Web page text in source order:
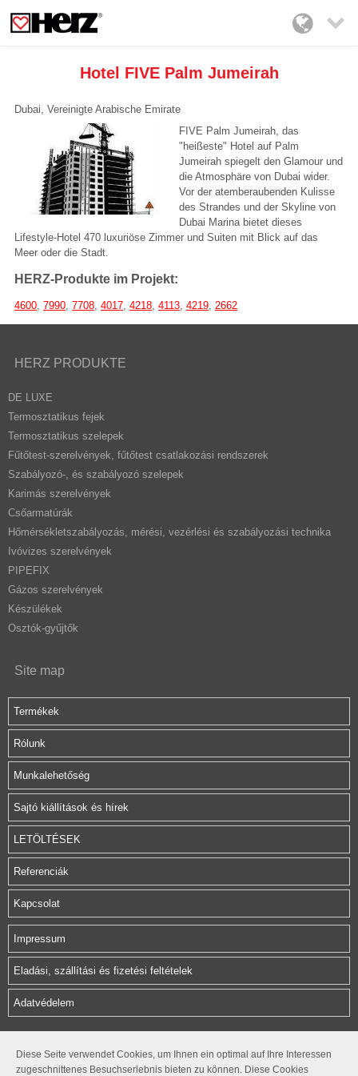
Diese Seite verwendet Cookies, um Ihnen ein optimal auf Ihre Interessen
zugeschnittenes Besuchserlebnis bieten zu können. Diese Cookies

Hotel FIVE Palm Jumeirah
Dubai, Vereinigte Arabische Emirate
FIVE Palm Jumeirah, das
"heißeste" Hotel auf Palm
Jumeirah spiegelt den Glamour und
die Atmosphäre von Dubai wider.
Vor der atemberaubenden Kulisse
des Strandes und der Skyline von
Dubai Marina bietet dieses
Lifestyle-Hotel 470 luxuriöse Zimmer und Suiten mit Blick auf das
Meer oder die Stadt.
HERZ-Produkte im Projekt:
4600, 7990, 7708, 4017, 4218, 4113, 4219, 2662
HERZ PRODUKTE
DE LUXE
Termosztatikus fejek
Termosztatikus szelepek
Fűtőtest-szerelvények, fűtőtest csatlakozási rendszerek
Szabályozó-, és szabályozó szelepek
Karimás szerelvények
Csőarmatúrák
Hőmérsékletszabályozás, mérési, vezérlési és szabályozási technika
Ivóvizes szerelvények
PIPEFIX
Gázos szerelvények
Készülékek
Osztók-gyűjtők
Site map
Termékek
Rólunk
Munkalehetőség
Sajtó kiállítások és hírek
LETÖLTÉSEK
Referenciák
Kapcsolat
Impressum
Eladási, szállítási és fizetési feltételek
Adatvédelem
Herz Armatura Hungária Kft.